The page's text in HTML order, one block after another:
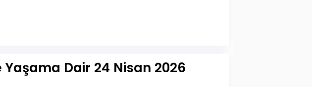
Yaşama Dair 24 Nisan 2026